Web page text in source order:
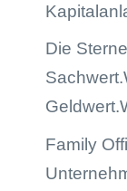
Die
Family